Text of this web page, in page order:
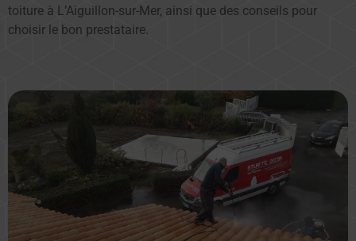
toiture à L’Aiguillon-sur-Mer, ainsi que des conseils pour
choisir le bon prestataire.